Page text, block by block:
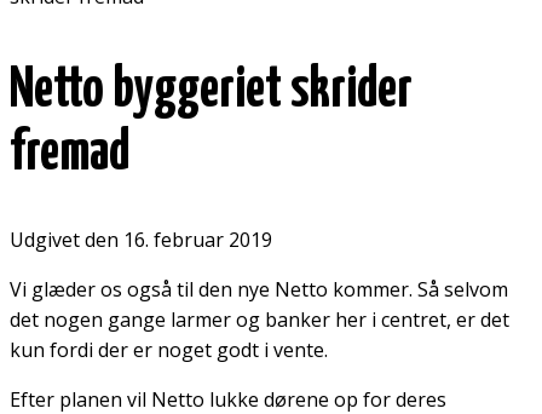
Netto byggeriet skrider
fremad
Udgivet den 16. februar 2019
Vi glæder os også til den nye Netto kommer. Så selvom
det nogen gange larmer og banker her i centret, er det
kun fordi der er noget godt i vente.
Efter planen vil Netto lukke dørene op for deres